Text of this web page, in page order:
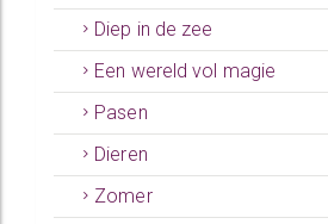
Diep in de zee
Een wereld vol magie
Pasen
Dieren
Zomer